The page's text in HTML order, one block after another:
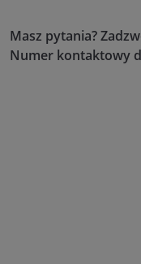
Masz pytania?
Numer kontaktowy